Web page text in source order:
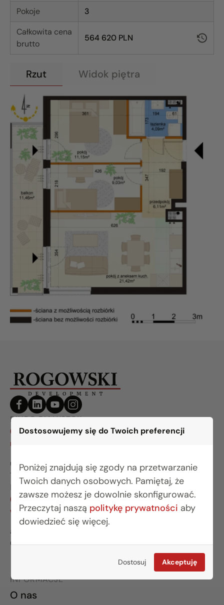
Dostosowujemy się do Twoich preferencji
Poniżej znajdują się zgody na przetwarzanie
Twoich danych osobowych. Pamiętaj, że
zawsze możesz je dowolnie skonfigurować.
Przeczytaj naszą politykę prywatności aby
dowiedzieć się więcej.
Dostosuj Akceptuję
Pokoje
3
Całkowita cena
brutto
564 620 PLN
Rzut Widok piętra
BIURO BIAŁYSTOK
(85) 749 99 09
mieszkania@rogowskidevelopment.pl
ul. Legionowa 28 lok. 202
15-281 Białystok
BIURO WARSZAWA
(22) 642 03 55
warszawa@rogowskidevelopment.pl
al. Wilanowska 67E lok. U5
02-765 Warszawa
INFORMACJE
O nas